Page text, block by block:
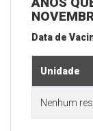
Data de
Unidade
Nenhum